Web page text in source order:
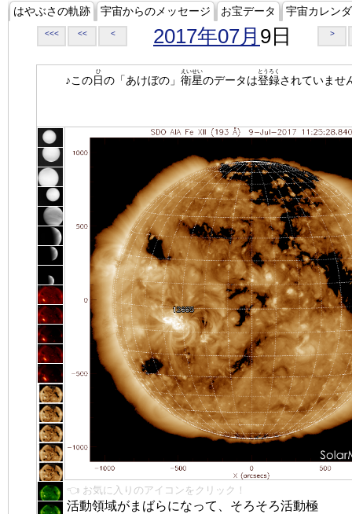
はやぶさの軌跡 宇宙からのメッセージ お宝データ 宇宙カレン
<<< << < 2017年07月 9日 >
♪この日
ひ
の「あけぼの」 衛星
えいせい
のデータは登録
とうろく
されていませ
👈 お気に入りのアイコンをクリック！
活動領域がまばらになって、そろそろ活動極